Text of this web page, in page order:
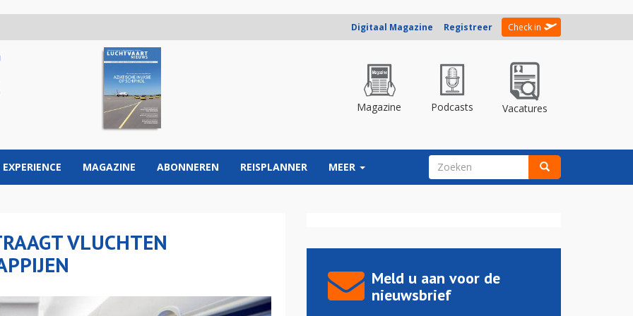
Digitaal Magazine Registreer Check in
Magazine Podcasts Vacatures
EXPERIENCE MAGAZINE ABONNEREN REISPLANNER MEER ZOEKVELD
VLUCHTEN
Meld u aan voor de
nieuwsbrief